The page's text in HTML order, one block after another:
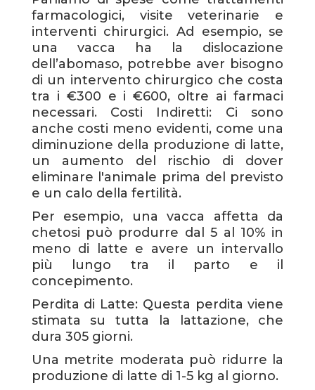
farmacologici, visite veterinarie e
interventi chirurgici. Ad esempio, se
una vacca ha la dislocazione
dell’abomaso, potrebbe aver bisogno
di un intervento chirurgico che costa
tra i €300 e i €600, oltre ai farmaci
necessari. Costi Indiretti: Ci sono
anche costi meno evidenti, come una
diminuzione della produzione di latte,
un aumento del rischio di dover
eliminare l'animale prima del previsto
e un calo della fertilità.
Per esempio, una vacca affetta da
chetosi può produrre dal 5 al 10% in
meno di latte e avere un intervallo
più lungo tra il parto e il
concepimento.
Perdita di Latte: Questa perdita viene
stimata su tutta la lattazione, che
dura 305 giorni.
Una metrite moderata può ridurre la
produzione di latte di 1-5 kg al giorno.